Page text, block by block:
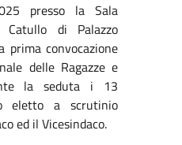
presso la Sala
Catullo di Palazzo
prima convocazione
delle Ragazze e
la seduta i 13
eletto a scrutinio
ed il Vicesindaco.